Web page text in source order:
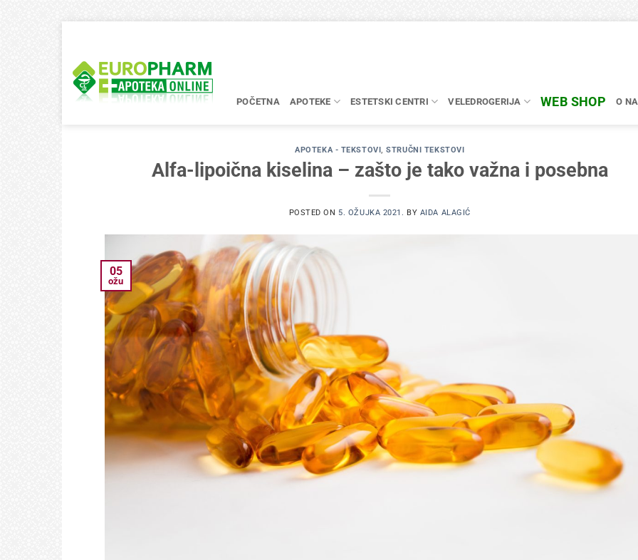
content
POČETNA APOTEKE ESTETSKI CENTRI VELEDROGERIJA WEB SHOP O
APOTEKA - TEKSTOVI,STRUČNI TEKSTOVI
Alfa-lipoična kiselina – zašto je tako važna i posebna
POSTED ON 5. OŽUJKA 2021. BY AIDA ALAGIĆ
05
ožu